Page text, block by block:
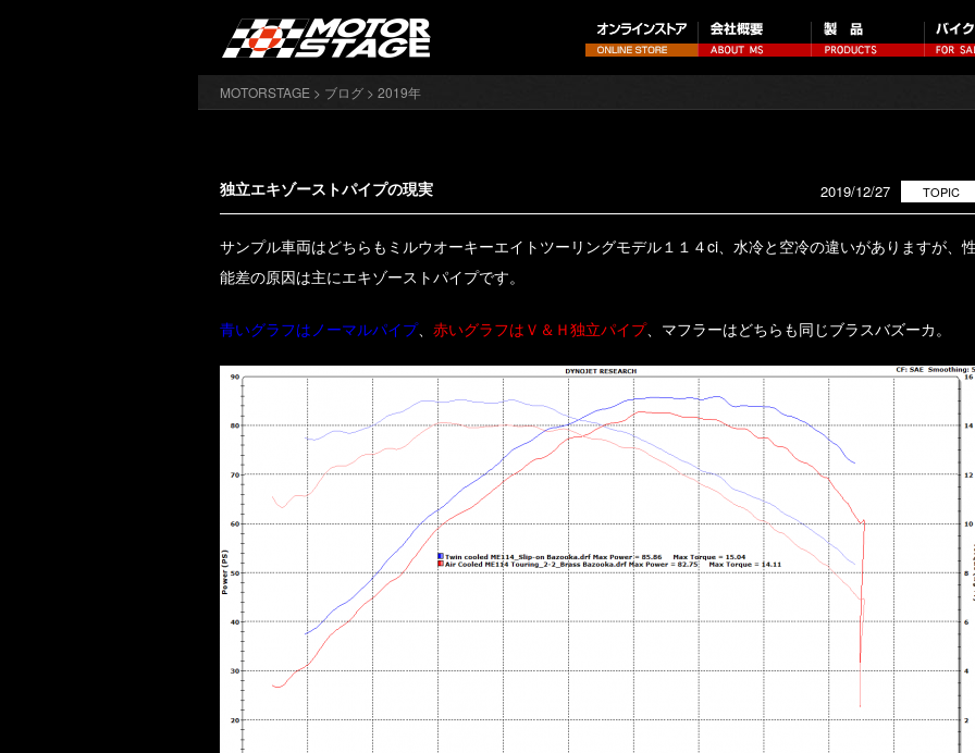
MOTORSTAGE > ブログ > 2019年
独立エキゾーストパイプの現実 TOPIC
2019/12/27
サンプル車両はどちらもミルウオーキーエイトツーリングモデル１１４ci、水冷と空冷の違いがありますが、
能差の原因は主にエキゾーストパイプです。
青いグラフはノーマルパイプ、 赤いグラフはＶ＆Ｈ独立パイプ、マフラーはどちらも同じブラスバズーカ。